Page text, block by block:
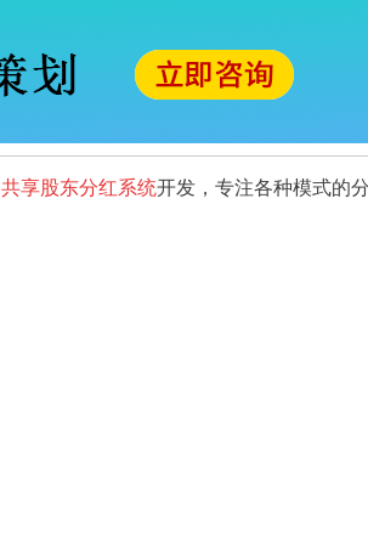
共享股东分红系统开发，专注各种模式的